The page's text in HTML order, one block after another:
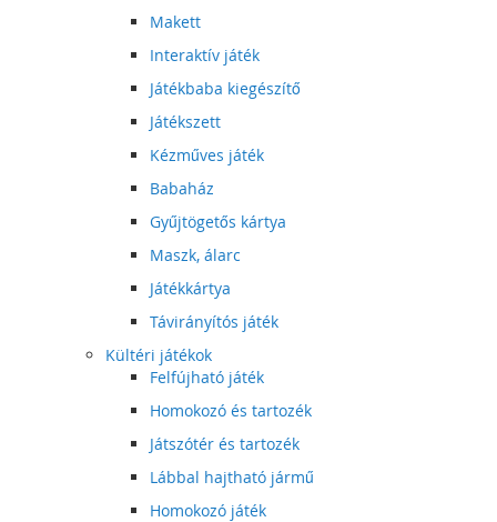
Makett
Interaktív játék
Játékbaba kiegészítő
Játékszett
Kézműves játék
Babaház
Gyűjtögetős kártya
Maszk, álarc
Játékkártya
Távirányítós játék
Kültéri játékok
Felfújható játék
Homokozó és tartozék
Játszótér és tartozék
Lábbal hajtható jármű
Homokozó játék